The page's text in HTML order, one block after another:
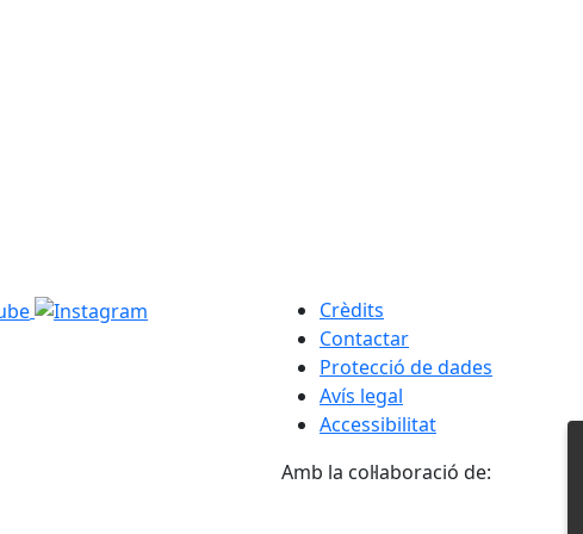
Crèdits
Contactar
Protecció de dades
Avís legal
Accessibilitat
Amb la col·laboració de: